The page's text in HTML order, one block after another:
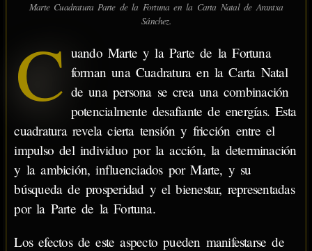
Marte Cuadratura Parte de la Fortuna en la Carta Natal de Arantxa
Sánchez.
C uando Marte y la Parte de la Fortuna
forman una Cuadratura en la Carta Natal
de una persona se crea una combinación
potencialmente desafiante de energías. Esta
cuadratura revela cierta tensión y fricción entre el
impulso del individuo por la acción, la determinación
y la ambición, influenciados por Marte, y su
búsqueda de prosperidad y el bienestar, representadas
por la Parte de la Fortuna.
Los efectos de este aspecto pueden manifestarse de